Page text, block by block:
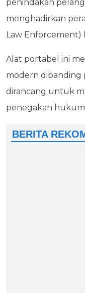
penindakan
menghadirkan
Law
Alat portabel ini
modern dibanding
dirancang untuk
penegakan hukum